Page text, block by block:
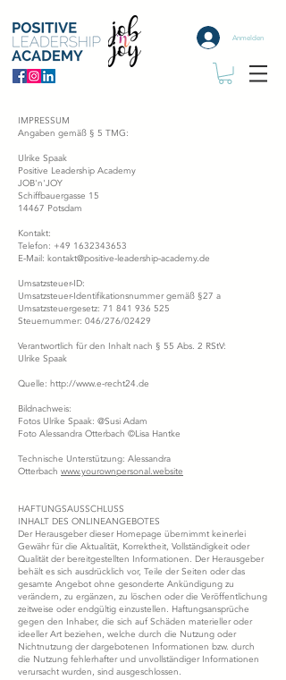
Anmelden
IMPRESSUM
Angaben gemäß § 5 TMG:
Ulrike Spaak
Positive Leadership Academy
JOB'n'JOY
Schiffbauergasse 15
14467 Potsdam
Kontakt:
Telefon: +49 1632343653
E-Mail: kontakt@positive-leadership-academy.de
Umsatzsteuer-ID:
Umsatzsteuer-Identifikationsnummer gemäß §27 a
Umsatzsteuergesetz: 71 841 936 525
Steuernummer: 046/276/02429
Verantwortlich für den Inhalt nach § 55 Abs. 2 RStV:
Ulrike Spaak
Quelle: http://www.e-recht24.de
Bildnachweis:
Fotos Ulrike Spaak: @Susi Adam
Foto Alessandra Otterbach ©Lisa Hantke
Technische Unterstützung: Alessandra
Otterbach www.yourownpersonal.website
HAFTUNGSAUSSCHLUSS
INHALT DES ONLINEANGEBOTES
Der Herausgeber dieser Homepage übernimmt keinerlei
Gewähr für die Aktualität, Korrektheit, Vollständigkeit oder
Qualität der bereitgestellten Informationen. Der Herausgeber
behält es sich ausdrücklich vor, Teile der Seiten oder das
gesamte Angebot ohne gesonderte Ankündigung zu
verändern, zu ergänzen, zu löschen oder die Veröffentlichung
zeitweise oder endgültig einzustellen. Haftungsansprüche
gegen den Inhaber, die sich auf Schäden materieller oder
ideeller Art beziehen, welche durch die Nutzung oder
Nichtnutzung der dargebotenen Informationen bzw. durch
die Nutzung fehlerhafter und unvollständiger Informationen
verursacht wurden, sind ausgeschlossen.